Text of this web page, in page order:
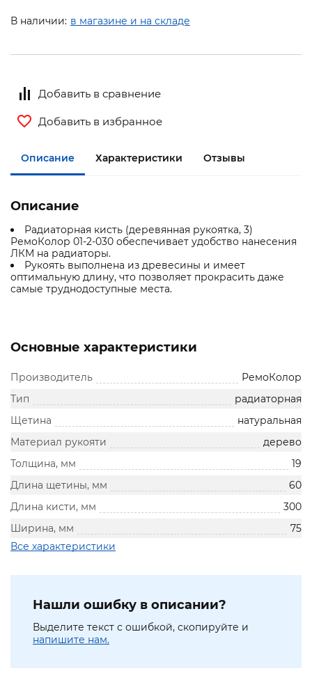
В наличии: в магазине и на складе
Добавить в сравнение
Добавить в избранное
Описание Характеристики Отзывы
Описание
Радиаторная кисть (деревянная рукоятка, 3)
РемоКолор 01-2-030 обеспечивает удобство нанесения
ЛКМ на радиаторы.
Рукоять выполнена из древесины и имеет
оптимальную длину, что позволяет прокрасить даже
самые труднодоступные места.
Основные характеристики
Производитель
РемоКолор
Тип
радиаторная
Щетина
натуральная
Материал рукояти
дерево
Толщина, мм
19
Длина щетины, мм
60
Длина кисти, мм
300
Ширина, мм
75
Все характеристики
Нашли ошибку в описании?
Выделите текст с ошибкой, скопируйте и
напишите нам.